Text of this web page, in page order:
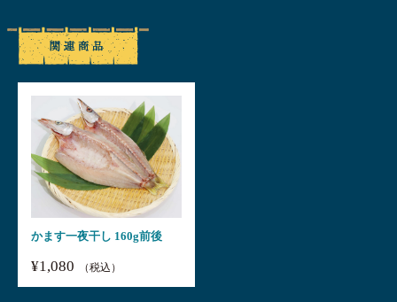
かます一夜干し 160g前後
¥1,080 （税込）